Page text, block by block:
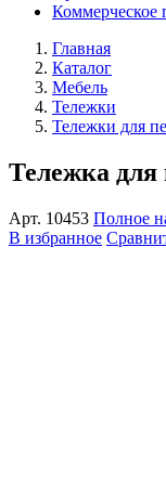
Коммерческое
Главная
Каталог
Мебель
Тележки
Тележки для
Тележка
Арт. 10453 Полное
В избранное